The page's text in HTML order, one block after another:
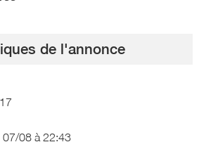
de l'annonce
07/08 à 22:43